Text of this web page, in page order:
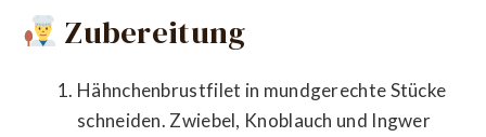
Zubereitung
Hähnchenbrustfilet in mundgerechte Stücke
schneiden. Zwiebel, Knoblauch und Ingwer